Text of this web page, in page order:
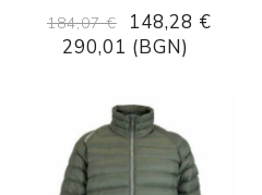
184,07 €
148,28 €
290,01 (BGN)